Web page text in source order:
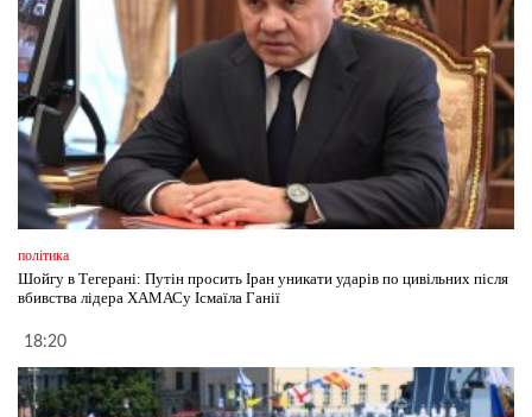
політика
Шойгу в Тегерані: Путін просить Іран уникати ударів по цивільних після
вбивства лідера ХАМАСу Ісмаїла Ганії
18:20